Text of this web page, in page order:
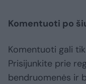
Komentuoti po
Komentuoti gali
Prisijunkite prie
bendruomenės ir